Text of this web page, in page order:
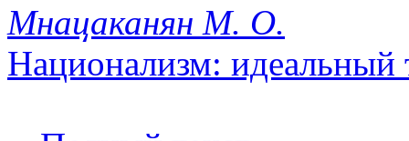
Мнацаканян М. О.
Национализм: